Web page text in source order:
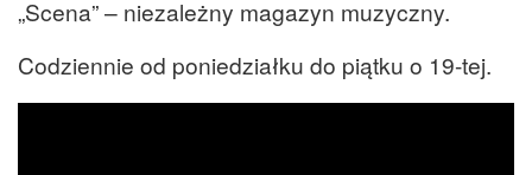
„Scena” – niezależny magazyn muzyczny.
Codziennie od poniedziałku do piątku o 19-tej.